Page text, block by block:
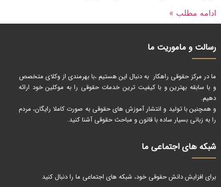
ادامه مطلب »
رسالت و ماموریت ما
ما در مرکز حقوقی راهکار به دنبال این هستیم ،با بهرمندی از وکلای متخصص
و با سابقه بهترین و با کیفیت ترین خدمات حقوقی را به موکلین خود ارائه
دهیم.
و همچنین با تولید و انتشار آموزش های حقوقی به صورت کاملا رایگان، مردم
را به زبانی بسیار ساده با قانون و مباحث حقوقی آشنا کنید.
شبکه های اجتماعی ما
برای افزایش دانش حقوقی خود، شبکه های اجتماعی ما را دنبال کنید